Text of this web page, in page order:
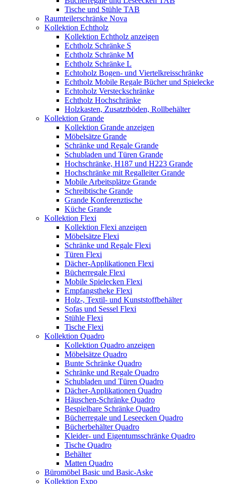
Tische und Stühle TAB
Raumteilerschränke Nova
Kollektion Echtholz
Kollektion Echtholz anzeigen
Echtholz Schränke S
Echtholz Schränke M
Echtholz Schränke L
Echtoholz Bogen- und Viertelkreisschränke
Echtholz Mobile Regale Bücher und Spielecke
Echtoholz Versteckschränke
Echtholz Hochschränke
Holzkasten, Zusatztböden, Rollbehälter
Kollektion Grande
Kollektion Grande anzeigen
Möbelsätze Grande
Schränke und Regale Grande
Schubladen und Türen Grande
Hochschränke, H187 und H223 Grande
Hochschränke mit Regalleiter Grande
Mobile Arbeitsplätze Grande
Schreibtische Grande
Grande Konferenztische
Küche Grande
Kollektion Flexi
Kollektion Flexi anzeigen
Möbelsätze Flexi
Schränke und Regale Flexi
Türen Flexi
Dächer-Applikationen Flexi
Bücherregale Flexi
Mobile Spielecken Flexi
Empfangstheke Flexi
Holz-, Textil- und Kunststoffbehälter
Sofas und Sessel Flexi
Stühle Flexi
Tische Flexi
Kollektion Quadro
Kollektion Quadro anzeigen
Möbelsätze Quadro
Bunte Schränke Quadro
Schränke und Regale Quadro
Schubladen und Türen Quadro
Dächer-Applikationen Quadro
Häuschen-Schränke Quadro
Bespielbare Schränke Quadro
Bücherregale und Leseecken Quadro
Bücherbehälter Quadro
Kleider- und Eigentumsschränke Quadro
Tische Quadro
Behälter
Matten Quadro
Büromöbel Basic und Basic-Aske
Kollektion Expo